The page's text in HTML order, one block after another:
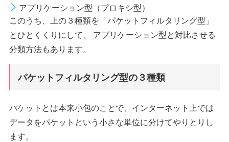
アプリケーション型（プロキシ型）
このうち、上の３種類を「パケットフィルタリング型」
とひとくくりにして、 アプリケーション型と対比させる
分類方法もあります。
パケットフィルタリング型の３種類
パケットとは本来小包のことで、インターネット上では
データをパケットという小さな単位に分けてやりとりし
ます。